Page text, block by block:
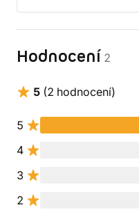
Hodnocení 2
5 (2 hodnocení)
5
4
3
2